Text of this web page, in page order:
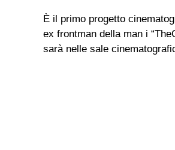
È il primo progetto
ex frontman della man i
sarà nelle sale